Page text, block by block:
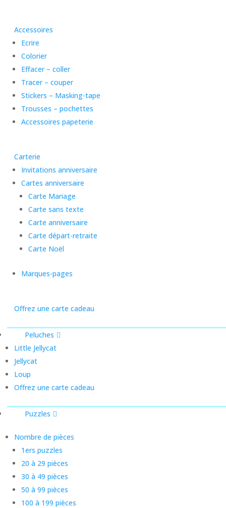
Accessoires
Ecrire
Colorier
Effacer – coller
Tracer – couper
Stickers – Masking-tape
Trousses – pochettes
Accessoires papeterie
Carterie
Invitations anniversaire
Cartes anniversaire
Carte Mariage
Carte sans texte
Carte anniversaire
Carte départ-retraite
Carte Noël
Marques-pages
Offrez une carte cadeau
Peluches
Little Jellycat
Jellycat
Loup
Offrez une carte cadeau
Puzzles
Nombre de pièces
1ers puzzles
20 à 29 pièces
30 à 49 pièces
50 à 99 pièces
100 à 199 pièces